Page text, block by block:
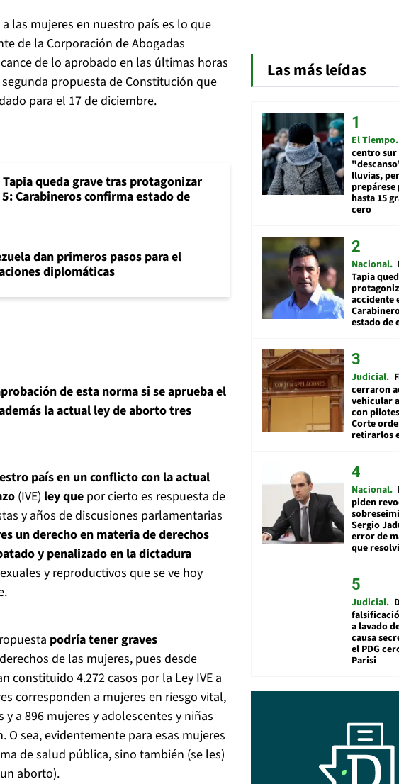
las mujeres en nuestro país es lo que
de la Corporación de Abogadas
de lo aprobado en las últimas horas
propuesta de Constitución que
para el 17 de diciembre.
Tapia queda grave tras protagonizar
Carabineros confirma estado de
dan primeros pasos para el
diplomáticas
de esta norma si se aprueba el
la actual ley de aborto tres
país en un conflicto con la actual
(IVE) ley que por cierto es respuesta de
y años de discusiones parlamentarias
un derecho en materia de derechos
y penalizado en la dictadura
y reproductivos que se ve hoy
podría tener graves
de las mujeres, pues desde
constituido 4.272 casos por la Ley IVE a
corresponden a mujeres en riesgo vital,
a 896 mujeres y adolescentes y niñas
O sea, evidentemente para esas mujeres
de salud pública, sino también (se les)
aborto).
Las más leídas
El Tiempo
centro
lluvias,
hasta 15
cero
Nacional
Tapia
accidente
estado de
Judicial
cerraron
vehicular
con
Corte
retirarlos
Nacional
piden
Sergio
error de
que
Judicial
a lavado
causa
el PDG
Parisi